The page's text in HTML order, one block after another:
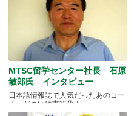
MTSC留学センター社長 石原
敏郎氏 インタビュー
日本語情報誌で人気だったあのコー
ナーがついに書籍化！